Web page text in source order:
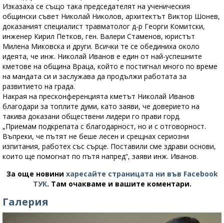
Изказаха се също така председателят на ученическия
общински съвет Николай Николов, архитектът Виктор Шонев,
доказаният специалист травматолог д-р Георги Комитски,
инженер Кирил Петков, ген. Валери Стаменов, юристът
Милена Миковска и други. Всички те се обединиха около
идеята, че инж. Николай Иванов е един от най-успешните
кметове на община Враца, който е постигнал много по време
на мандата си и заслужава да продължи работата за
развитието на града.
Накрая на пресконференцията кметът Николай Иванов
благодари за топлите думи, като заяви, че доверието на
такива доказани обществени лидери го прави горд.
„Приемам подкрепата с благодарност, но и с отговорност.
Въпреки, че пътят не беше лесен и срещнах сериозни
изпитания, работех със сърце. Поставили сме здрави основи,
които ще помогнат по пътя напред“, заяви инж. Иванов.
За още новини харесайте страницата ни във Facebook
ТУК. Там очакваме и вашите коментари.
Галерия